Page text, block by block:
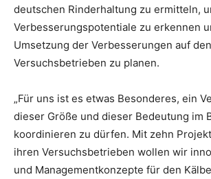
deutschen Rinderhaltung zu ermitteln,
Verbesserungspotentiale zu erkennen
Umsetzung der Verbesserungen auf den
Versuchsbetrieben zu planen.
„Für uns ist es etwas Besonderes, ein
dieser Größe und dieser Bedeutung im
koordinieren zu dürfen. Mit zehn
ihren Versuchsbetrieben wollen wir
und Managementkonzepte für den